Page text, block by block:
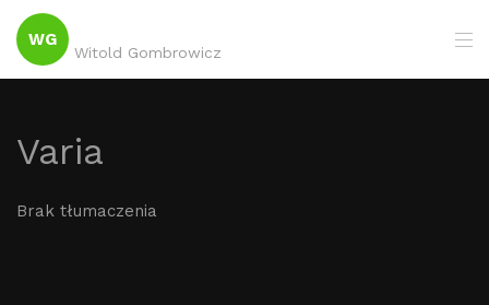
WG
Witold Gombrowicz
Varia
Brak tłumaczenia